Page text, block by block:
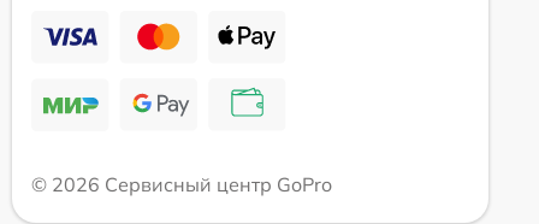
© 2026 Сервисный центр GoPro